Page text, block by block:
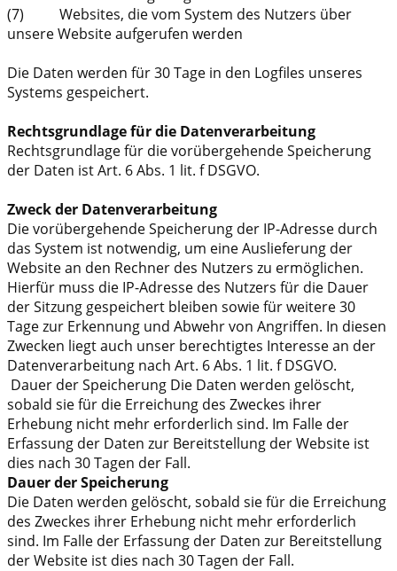
(7) Websites, die vom System des Nutzers über
unsere Website aufgerufen werden
Die Daten werden für 30 Tage in den Logfiles unseres
Systems gespeichert.
Rechtsgrundlage für die Datenverarbeitung
Rechtsgrundlage für die vorübergehende Speicherung
der Daten ist Art. 6 Abs. 1 lit. f DSGVO.
Zweck der Datenverarbeitung
Die vorübergehende Speicherung der IP-Adresse durch
das System ist notwendig, um eine Auslieferung der
Website an den Rechner des Nutzers zu ermöglichen.
Hierfür muss die IP-Adresse des Nutzers für die Dauer
der Sitzung gespeichert bleiben sowie für weitere 30
Tage zur Erkennung und Abwehr von Angriffen. In diesen
Zwecken liegt auch unser berechtigtes Interesse an der
Datenverarbeitung nach Art. 6 Abs. 1 lit. f DSGVO.
Dauer der Speicherung Die Daten werden gelöscht,
sobald sie für die Erreichung des Zweckes ihrer
Erhebung nicht mehr erforderlich sind. Im Falle der
Erfassung der Daten zur Bereitstellung der Website ist
dies nach 30 Tagen der Fall.
Dauer der Speicherung
Die Daten werden gelöscht, sobald sie für die Erreichung
des Zweckes ihrer Erhebung nicht mehr erforderlich
sind. Im Falle der Erfassung der Daten zur Bereitstellung
der Website ist dies nach 30 Tagen der Fall.